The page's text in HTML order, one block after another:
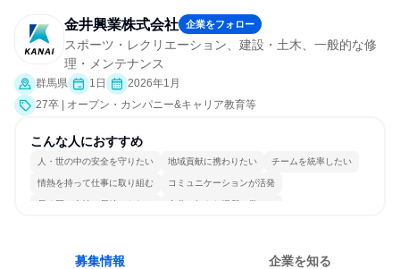
金井興業株式会社 企業をフォロー
スポーツ・レクリエーション、建設・土木、一般的な修
理・メンテナンス
群馬県 1日
2026年1月
27卒 | オープン・カンパニー&キャリア教育等
こんな人におすすめ
人・世の中の安全を守りたい 地域貢献に携わりたい チームを統率したい
情熱を持って仕事に取り組む コミュニケーションが活発
長く同じ会社に居続けられる 自分の好きな場所で働ける
募集情報 企業を知る